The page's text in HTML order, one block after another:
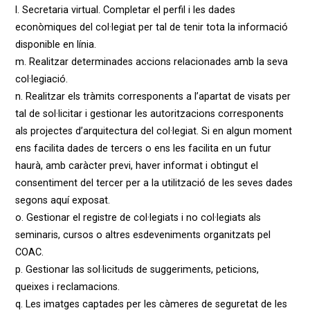
l. Secretaria virtual. Completar el perfil i les dades
econòmiques del col·legiat per tal de tenir tota la informació
disponible en línia.
m. Realitzar determinades accions relacionades amb la seva
col·legiació.
n. Realitzar els tràmits corresponents a l’apartat de visats per
tal de sol·licitar i gestionar les autoritzacions corresponents
als projectes d’arquitectura del col·legiat. Si en algun moment
ens facilita dades de tercers o ens les facilita en un futur
haurà, amb caràcter previ, haver informat i obtingut el
consentiment del tercer per a la utilització de les seves dades
segons aquí exposat.
o. Gestionar el registre de col·legiats i no col·legiats als
seminaris, cursos o altres esdeveniments organitzats pel
COAC.
p. Gestionar las sol·licituds de suggeriments, peticions,
queixes i reclamacions.
q. Les imatges captades per les càmeres de seguretat de les